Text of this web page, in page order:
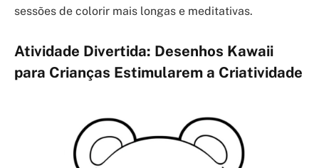
sessões de colorir mais longas e meditativas.
Atividade Divertida: Desenhos Kawaii
para Crianças Estimularem a Criatividade